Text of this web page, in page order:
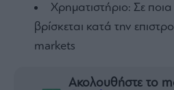
Χρηματιστήριο: Σε
βρίσκεται κατά την
markets
Ακολουθήστε το